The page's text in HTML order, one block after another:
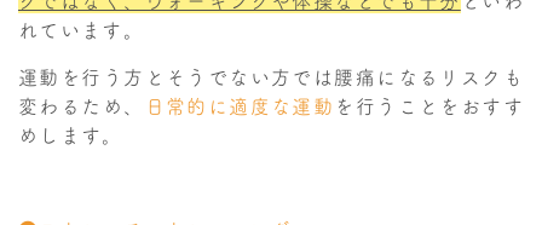
れています。
運動を行う方とそうでない方では腰痛になるリスクも
変わるため、
日常的に適度な運動 を行うことをおすす
めします。